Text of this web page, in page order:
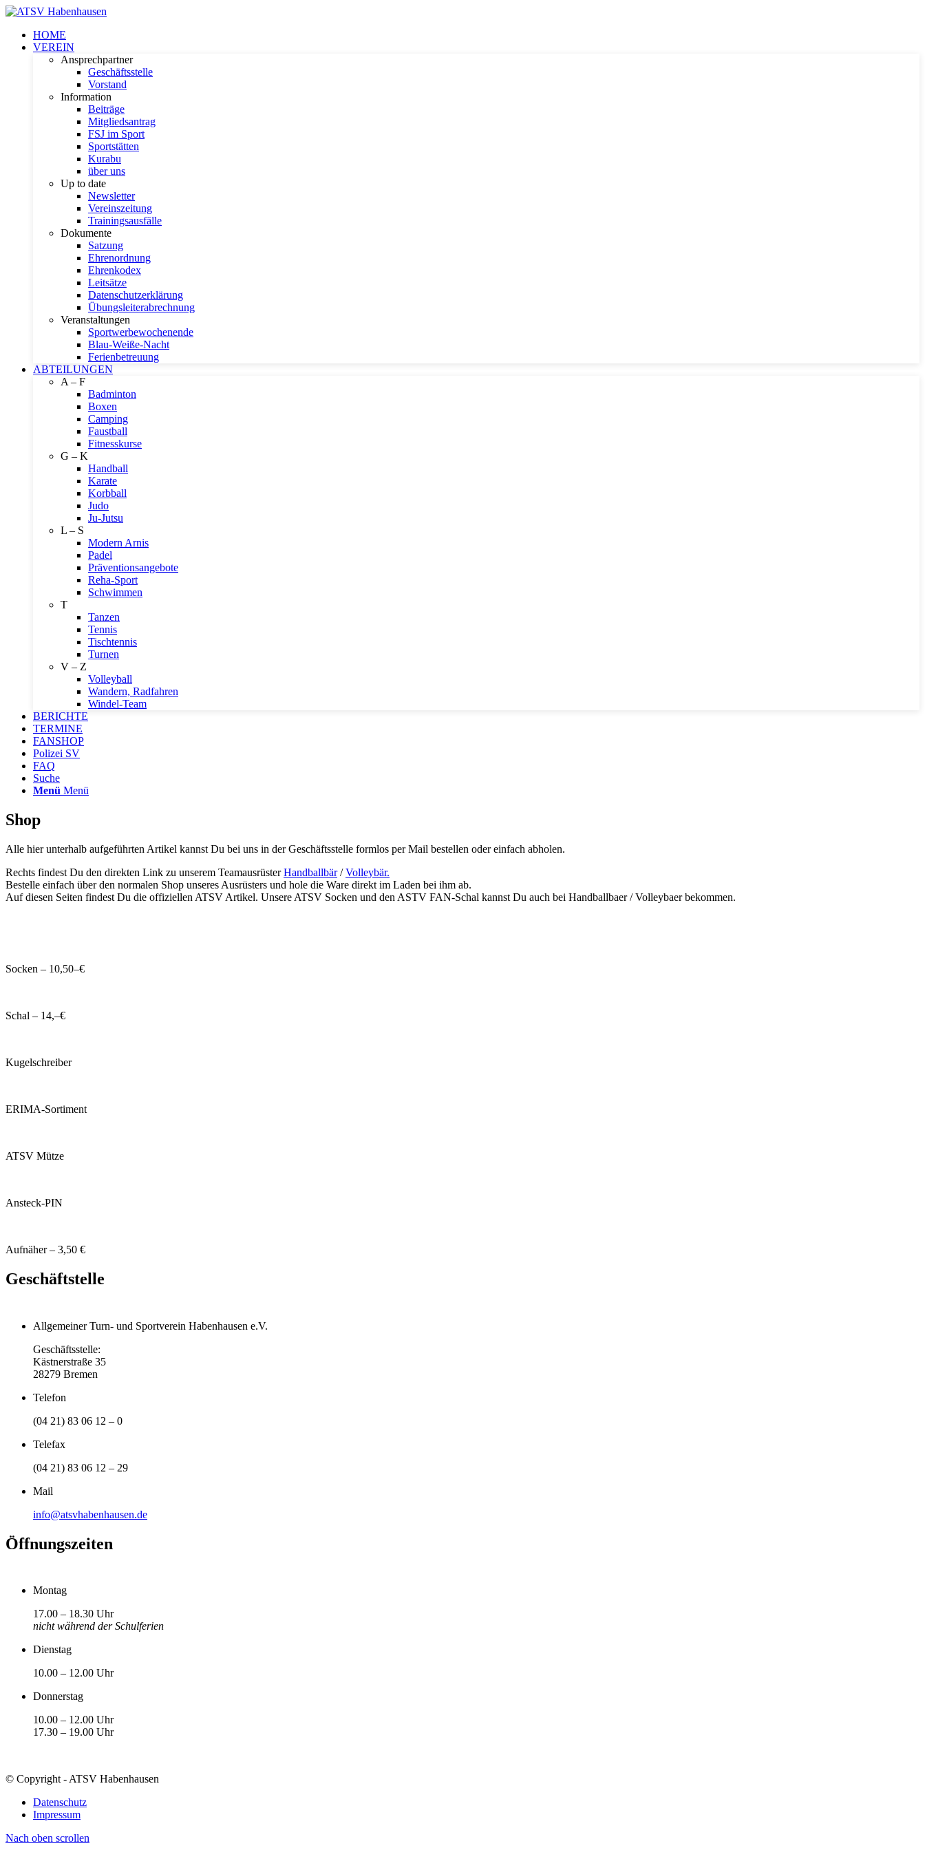
HOME
VEREIN
Ansprechpartner
Geschäftsstelle
Vorstand
Information
Beiträge
Mitgliedsantrag
FSJ im Sport
Sportstätten
Kurabu
über uns
Up to date
Newsletter
Vereinszeitung
Trainingsausfälle
Dokumente
Satzung
Ehrenordnung
Ehrenkodex
Leitsätze
Datenschutzerklärung
Übungsleiterabrechnung
Veranstaltungen
Sportwerbewochenende
Blau-Weiße-Nacht
Ferienbetreuung
ABTEILUNGEN
A – F
Badminton
Boxen
Camping
Faustball
Fitnesskurse
G – K
Handball
Karate
Korbball
Judo
Ju-Jutsu
L – S
Modern Arnis
Padel
Präventionsangebote
Reha-Sport
Schwimmen
T
Tanzen
Tennis
Tischtennis
Turnen
V – Z
Volleyball
Wandern, Radfahren
Windel-Team
BERICHTE
TERMINE
FANSHOP
Polizei SV
FAQ
Suche
Menü Menü
Shop
Alle hier unterhalb aufgeführten Artikel kannst Du bei uns in der Geschäftsstelle formlos per Mail bestellen oder einfach abholen.
Rechts findest Du den direkten Link zu unserem TeamausrüsterHandballbär/Volleybär.
Bestelle einfach über den normalen Shop unseres Ausrüsters und hole die Ware direkt im Laden bei ihm ab.
Auf diesen Seiten findest Du die offiziellen ATSV Artikel. Unsere ATSV Socken und den ASTV FAN-Schal kannst Du auch bei Handballbaer / Volleybaer bekommen.
Socken – 10,50–€
Schal – 14,–€
Kugelschreiber
ERIMA-Sortiment
ATSV Mütze
Ansteck-PIN
Aufnäher – 3,50 €
Geschäftstelle
Allgemeiner Turn- und Sportverein Habenhausen e.V.
Geschäftsstelle:
Kästnerstraße 35
28279 Bremen
Telefon
(04 21) 83 06 12 – 0
Telefax
(04 21) 83 06 12 – 29
Mail
info@atsvhabenhausen.de
Öffnungszeiten
Montag
17.00 – 18.30 Uhr
nicht während der Schulferien
Dienstag
10.00 – 12.00 Uhr
Donnerstag
10.00 – 12.00 Uhr
17.30 – 19.00 Uhr
© Copyright - ATSV Habenhausen
Datenschutz
Impressum
Nach oben scrollen